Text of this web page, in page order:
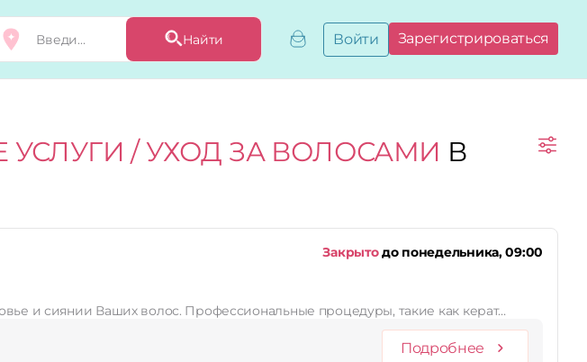
Найти
Добавить,
бизнес
Запросы
Войти Зарегистрироваться
УСЛУГИ / УХОД ЗА ВОЛОСАМИ В
Закрытодо понедельника, 09:00
"Кристина" - это студия красоты на Титова, 42, Каб. 5, где заботятся о здоровье и сиянии Ваших волос. Профессиональные процедуры, такие как керат…
Подробнее